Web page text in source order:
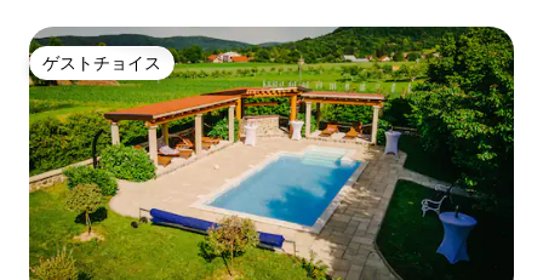
ゲストチョイス
ゲストチョイス